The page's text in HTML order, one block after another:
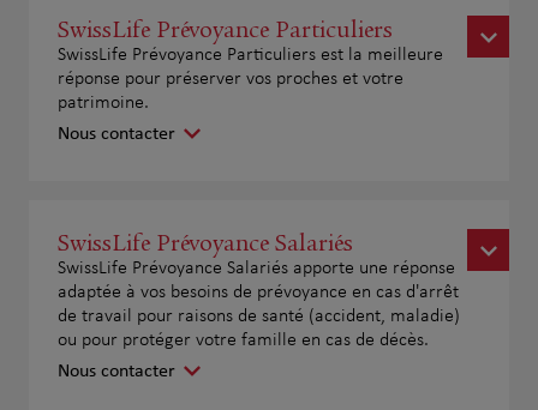
SwissLife Prévoyance Particuliers
SwissLife Prévoyance Particuliers est la meilleure
réponse pour préserver vos proches et votre
patrimoine.
Nous contacter
SwissLife Prévoyance Salariés
SwissLife Prévoyance Salariés apporte une réponse
adaptée à vos besoins de prévoyance en cas d'arrêt
de travail pour raisons de santé (accident, maladie)
ou pour protéger votre famille en cas de décès.
Nous contacter